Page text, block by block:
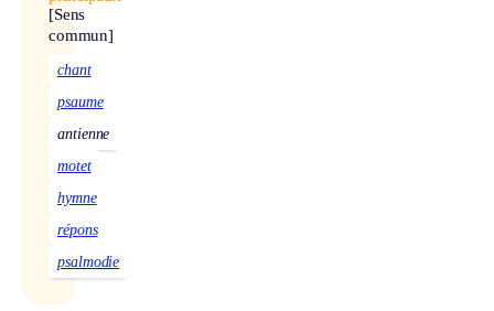
[Sens
commun]
chant
psaume
antienne
motet
hymne
répons
psalmodie